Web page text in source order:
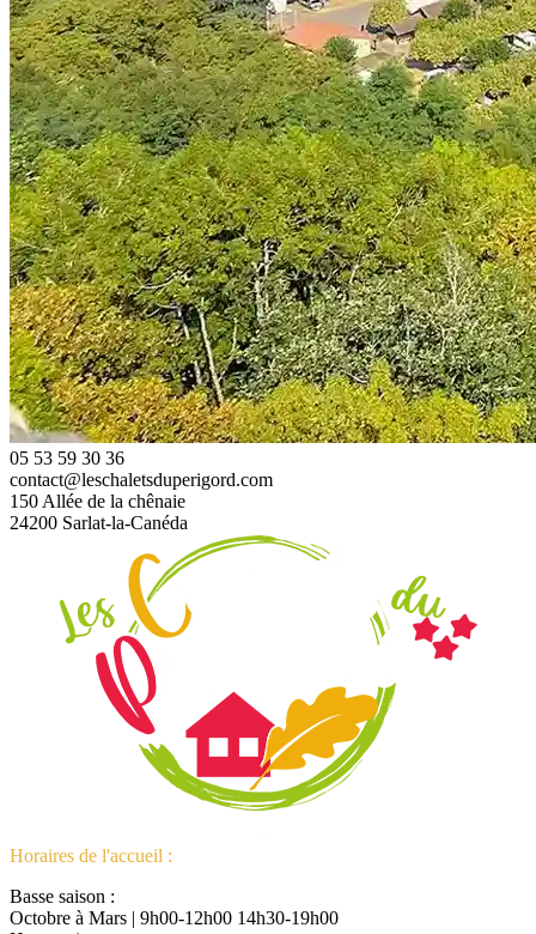
05 53 59 30 36
contact@leschaletsduperigord.com
150 Allée de la chênaie
24200 Sarlat-la-Canéda
Horaires de l'accueil :
Basse saison :
Octobre à Mars | 9h00-12h00 14h30-19h00